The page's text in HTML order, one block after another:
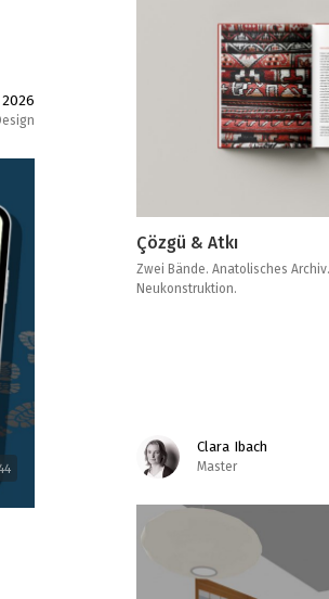
Çözgü & Atkı
Zwei Bände. Anatolisches
Neukonstruktion.
2026
Clara Ibach
Master